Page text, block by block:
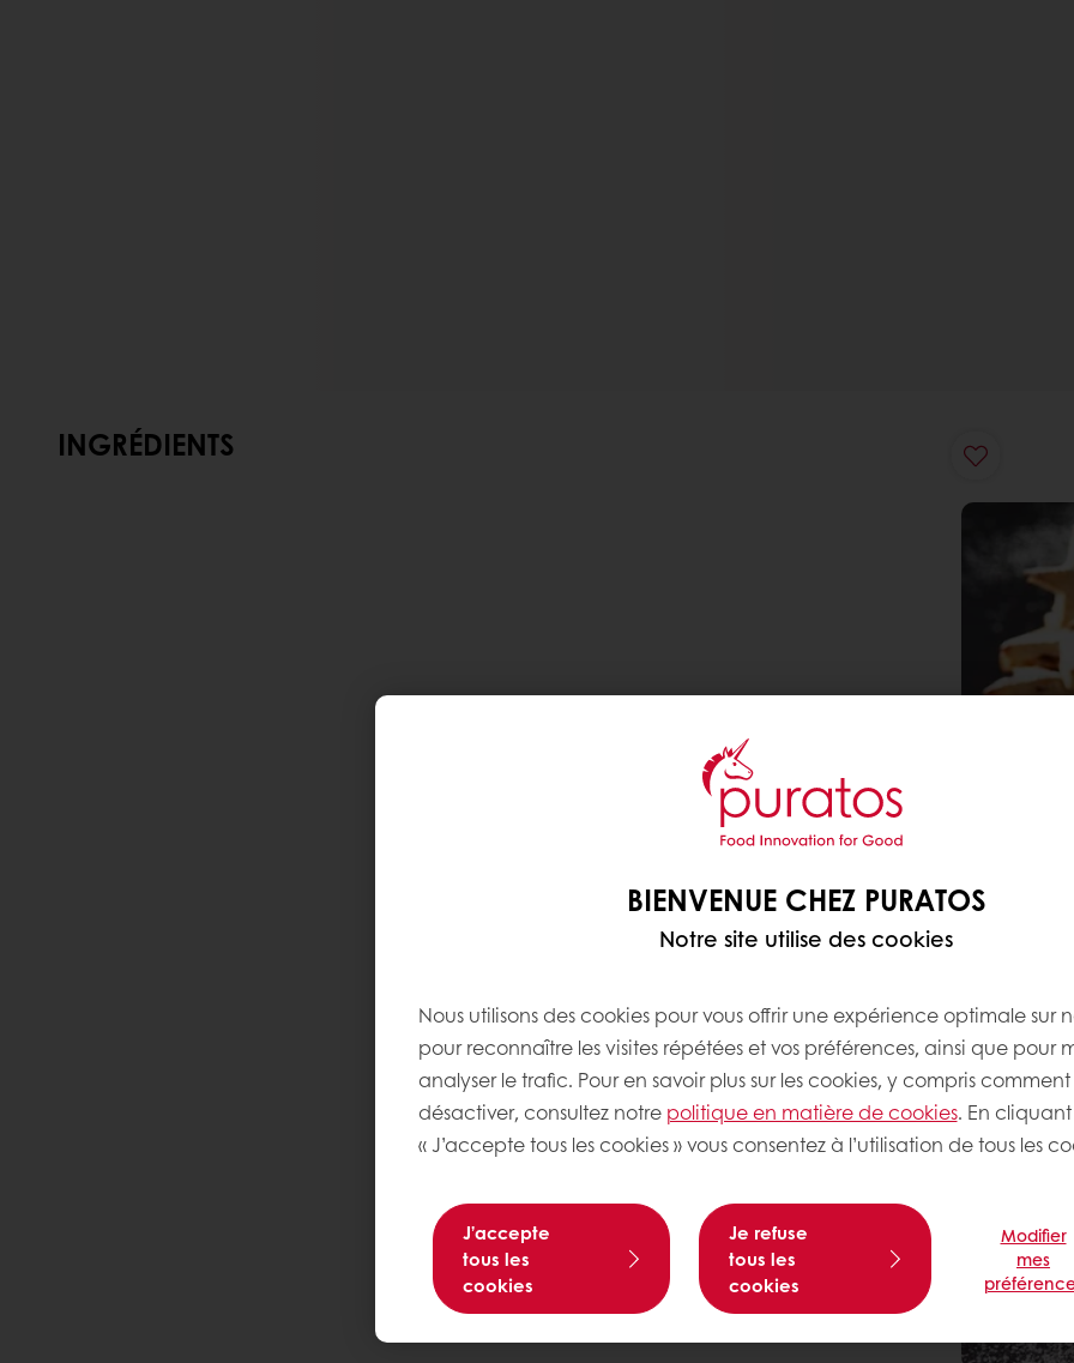
INGRÉDIENTS
BIENVENUE CHEZ PURATOS
Notre site utilise des cookies
Nous utilisons des cookies pour vous offrir une expérience optimale sur
pour reconnaître les visites répétées et vos préférences, ainsi que pour
analyser le trafic. Pour en savoir plus sur les cookies, y compris comment
désactiver, consultez notre politique en matière de cookies. En cliquant
« J’accepte tous les cookies » vous consentez à l’utilisation de tous les
J’accepte
tous les
cookies
Je refuse
tous les
cookies
Modifier
mes